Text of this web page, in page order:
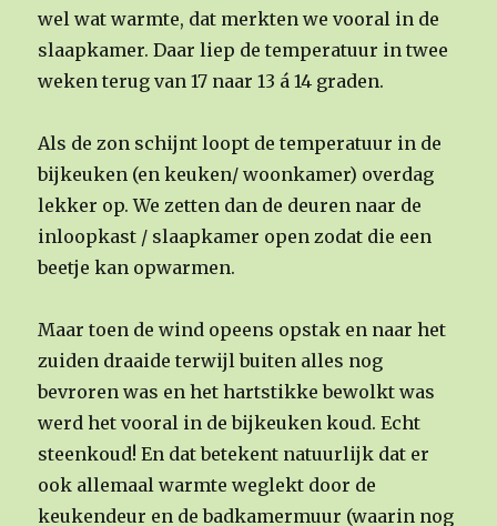
wel wat warmte, dat merkten we vooral in de
slaapkamer. Daar liep de temperatuur in twee
weken terug van 17 naar 13 á 14 graden.
Als de zon schijnt loopt de temperatuur in de
bijkeuken (en keuken/ woonkamer) overdag
lekker op. We zetten dan de deuren naar de
inloopkast / slaapkamer open zodat die een
beetje kan opwarmen.
Maar toen de wind opeens opstak en naar het
zuiden draaide terwijl buiten alles nog
bevroren was en het hartstikke bewolkt was
werd het vooral in de bijkeuken koud. Echt
steenkoud! En dat betekent natuurlijk dat er
ook allemaal warmte weglekt door de
keukendeur en de badkamermuur (waarin nog